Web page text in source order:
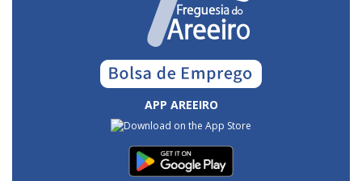
APP AREEIRO